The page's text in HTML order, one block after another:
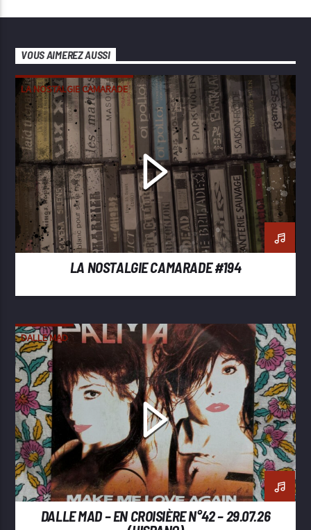
VOUS AIMEREZ AUSSI
LA NOSTALGIE CAMARADE
LA NOSTALGIE CAMARADE #194
DALLE MAD
DALLE MAD – EN CROISIÈRE N°42 – 29.07.26